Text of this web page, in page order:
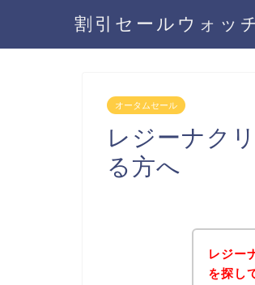
割引セールウォッ
オータムセール
レジーナク
る方へ
レジー
を探し